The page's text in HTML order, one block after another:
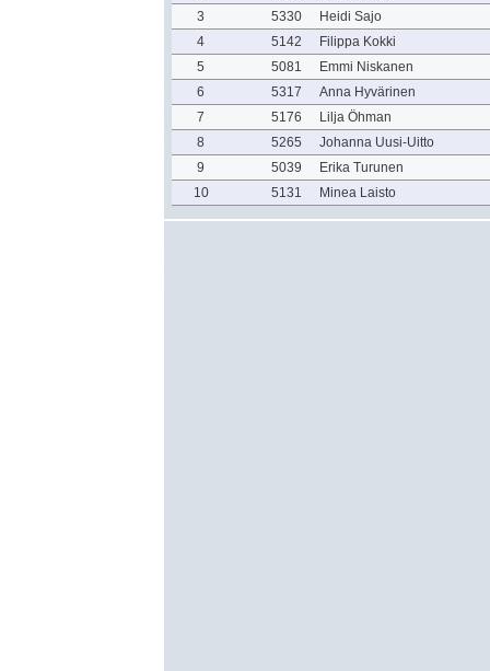
3
5330
Heidi Sajo
4
5142
Filippa Kokki
5
5081
Emmi Niskanen
6
5317
Anna Hyvärinen
7
5176
Lilja Öhman
8
5265
Johanna Uusi-Uitto
9
5039
Erika Turunen
10
5131 Minea Laisto